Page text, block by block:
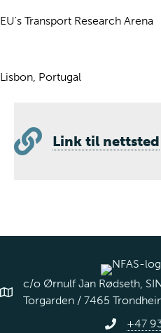
EU's Transport Research Arena
Lisbon, Portugal
Link til nettsted
c/o Ørnulf Jan Rødseth,
Torgarden / 7465
+47